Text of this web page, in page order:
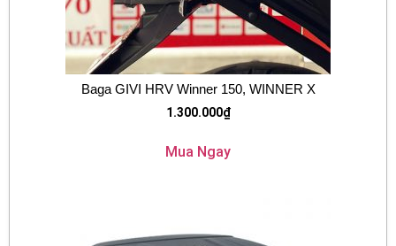
Baga GIVI HRV Winner 150, WINNER X
1.300.000₫
Mua Ngay